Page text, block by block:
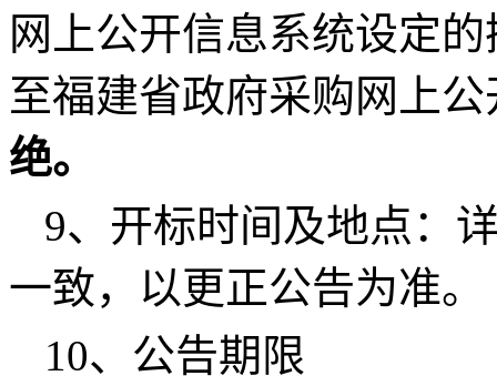
网上公开信息系统设定
至福建省政府采购网上
绝。
9、开标时间及地点：
一致，以更正公告为准。
10、公告期限